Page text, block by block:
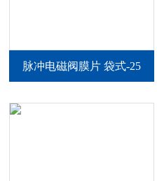
脉冲电磁阀膜片 袋式-25